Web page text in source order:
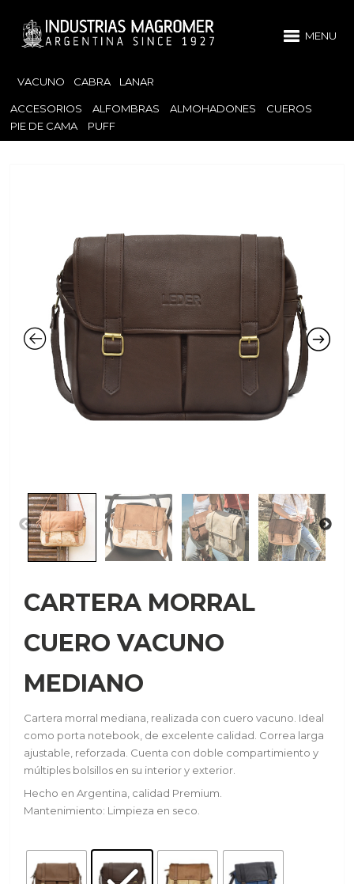
MENU
VACUNO CABRA LANAR
ACCESORIOS ALFOMBRAS ALMOHADONES
CUEROS
PIE DE CAMA
PUFF
CARTERA MORRAL
CUERO VACUNO
MEDIANO
Cartera morral mediana, realizada con cuero vacuno. Ideal
como porta notebook, de excelente calidad. Correa larga
ajustable, reforzada. Cuenta con doble compartimiento y
múltiples bolsillos en su interior y exterior.
Hecho en Argentina, calidad Premium.
Mantenimiento: Limpieza en seco.